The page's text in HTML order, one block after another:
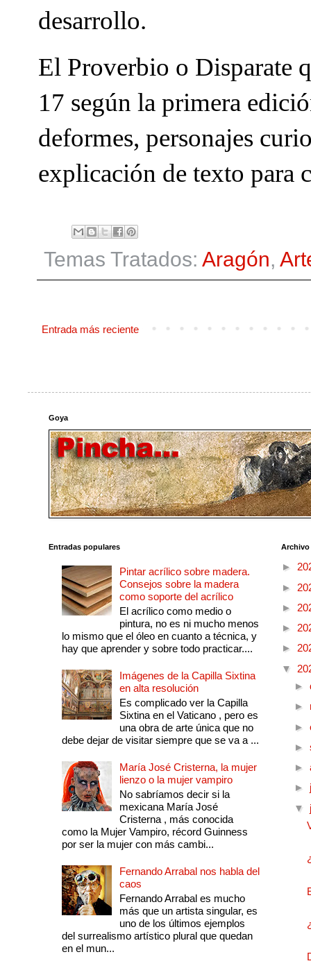
desarrollo.
El Proverbio o Disparate
17 según la primera
deformes, personajes
explicación de texto para
Temas Tratados: Aragón,
Entrada más reciente
Goya
Entradas populares
Pintar acrílico sobre madera.
Consejos sobre la madera
como soporte del acrílico
El acrílico como medio o
pintura, no es ni mucho menos
lo mismo que el óleo en cuanto a técnica, y
hay que aprender y sobre todo practicar....
Imágenes de la Capilla Sixtina
en alta resolución
Es complicado ver la Capilla
Sixtina en el Vaticano , pero es
una obra de arte única que no
debe dejar de visitar siempre que se va a ...
María José Cristerna, la mujer
lienzo o la mujer vampiro
No sabríamos decir si la
mexicana María José
Cristerna , más conocida
como la Mujer Vampiro, récord Guinness
por ser la mujer con más cambi...
Fernando Arrabal nos habla del
caos
Fernando Arrabal es mucho
más que un artista singular, es
uno de los últimos ejemplos
del surrealismo artístico plural que quedan
en el mun...
►
►
►
►
►
▼
►
►
►
►
►
►
▼